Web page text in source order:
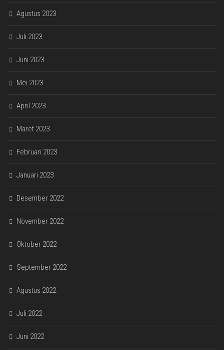
Agustus 2023
Juli 2023
Juni 2023
Mei 2023
April 2023
Maret 2023
Februari 2023
Januari 2023
Desember 2022
November 2022
Oktober 2022
September 2022
Agustus 2022
Juli 2022
Juni 2022